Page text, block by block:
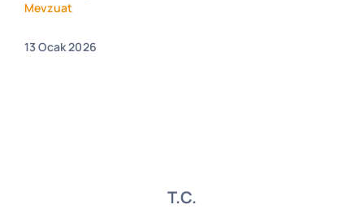
Mevzuat
13 Ocak 2026
T.C.